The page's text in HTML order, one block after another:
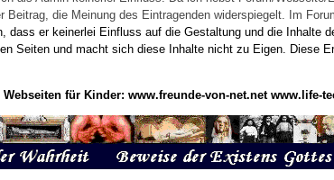
die Meinung des Eintragenden widerspiegelt. Im
dass er keinerlei Einfluss auf die Gestaltung und die Inhalte
Seiten und macht sich diese Inhalte nicht zu Eigen. Diese
für Kinder: www.freunde-von-net.net www.life-